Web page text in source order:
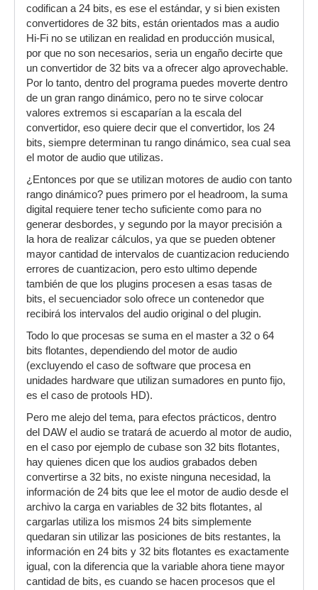
codifican a 24 bits, es ese el estándar, y si bien existen
convertidores de 32 bits, están orientados mas a audio
Hi-Fi no se utilizan en realidad en producción musical,
por que no son necesarios, seria un engaño decirte que
un convertidor de 32 bits va a ofrecer algo aprovechable.
Por lo tanto, dentro del programa puedes moverte dentro
de un gran rango dinámico, pero no te sirve colocar
valores extremos si escaparían a la escala del
convertidor, eso quiere decir que el convertidor, los 24
bits, siempre determinan tu rango dinámico, sea cual sea
el motor de audio que utilizas.
¿Entonces por que se utilizan motores de audio con tanto
rango dinámico? pues primero por el headroom, la suma
digital requiere tener techo suficiente como para no
generar desbordes, y segundo por la mayor precisión a
la hora de realizar cálculos, ya que se pueden obtener
mayor cantidad de intervalos de cuantizacion reduciendo
errores de cuantizacion, pero esto ultimo depende
también de que los plugins procesen a esas tasas de
bits, el secuenciador solo ofrece un contenedor que
recibirá los intervalos del audio original o del plugin.
Todo lo que procesas se suma en el master a 32 o 64
bits flotantes, dependiendo del motor de audio
(excluyendo el caso de software que procesa en
unidades hardware que utilizan sumadores en punto fijo,
es el caso de protools HD).
Pero me alejo del tema, para efectos prácticos, dentro
del DAW el audio se tratará de acuerdo al motor de audio,
en el caso por ejemplo de cubase son 32 bits flotantes,
hay quienes dicen que los audios grabados deben
convertirse a 32 bits, no existe ninguna necesidad, la
información de 24 bits que lee el motor de audio desde el
archivo la carga en variables de 32 bits flotantes, al
cargarlas utiliza los mismos 24 bits simplemente
quedaran sin utilizar las posiciones de bits restantes, la
información en 24 bits y 32 bits flotantes es exactamente
igual, con la diferencia que la variable ahora tiene mayor
cantidad de bits, es cuando se hacen procesos que el